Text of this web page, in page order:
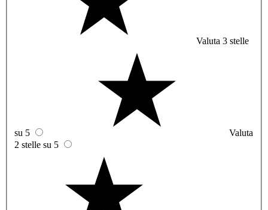
Valuta 3 stelle
su 5
Valuta
2 stelle su 5